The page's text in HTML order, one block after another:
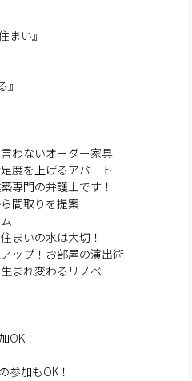
まい』
わないオーダー家具
度を上げるアパート
専門の弁護士です！
間取りを提案
まいの水は大切！
ップ！お部屋の演出術
まれ変わるリノベ
OK！
加もOK！